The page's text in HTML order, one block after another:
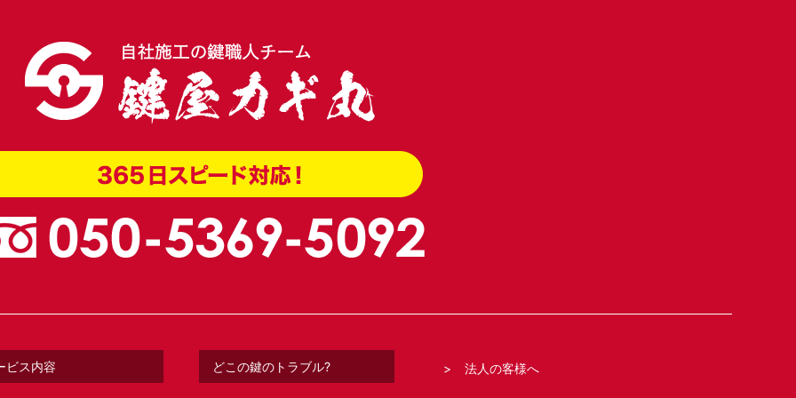
ビス内容 どこの鍵のトラブル? 法人の客様へ